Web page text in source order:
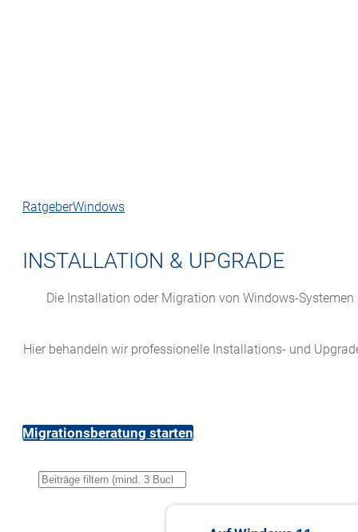
RatgeberWindows
INSTALLATION & UPGRADE
Die Installation oder Migration von Windows-
Hier behandeln wir professionelle Installations- und
Migrationsberatung starten